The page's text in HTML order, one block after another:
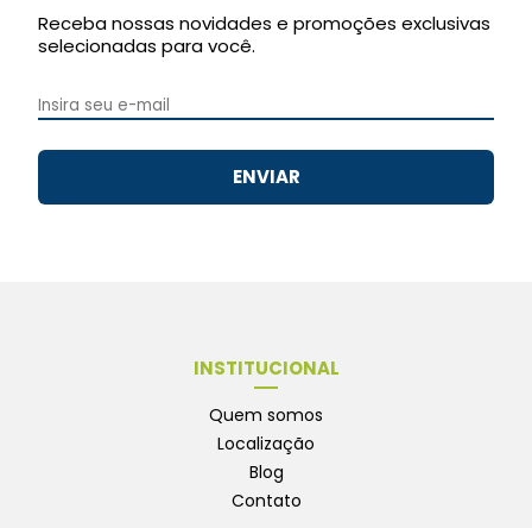
Receba nossas novidades e promoções exclusivas
selecionadas para você.
ENVIAR
INSTITUCIONAL
Quem somos
Localização
Blog
Contato